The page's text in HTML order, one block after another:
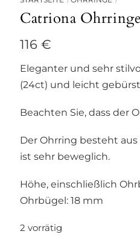
Catriona
116€
Eleganter und sehr
(24ct) und leicht
Beachten Sie, dass der
Der Ohrring besteht
ist sehr beweglich.
Höhe, einschließlich
Ohrbügel: 18 mm
2 vorrätig